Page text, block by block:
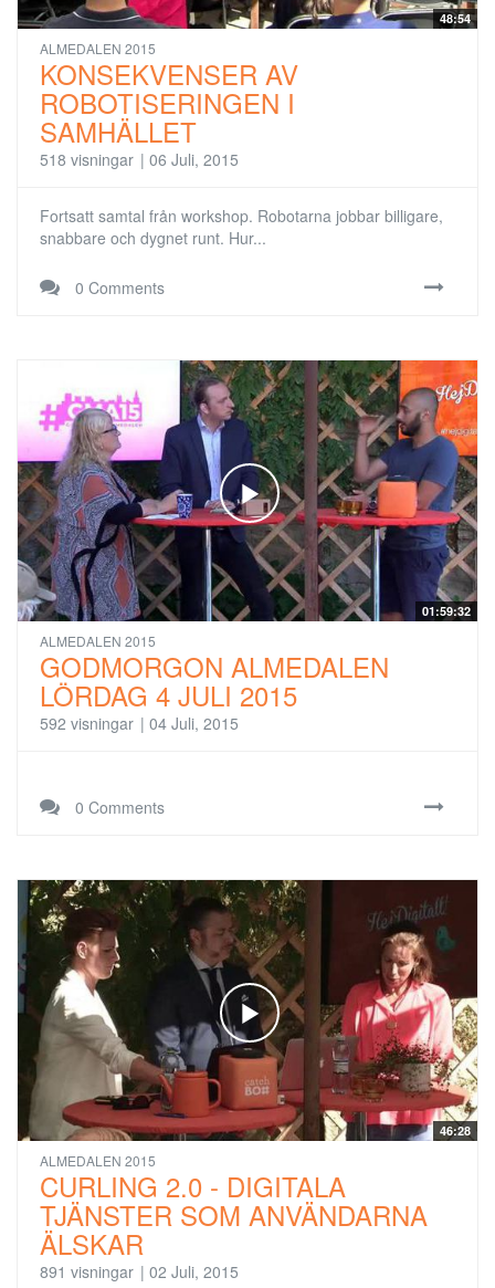
48:54
ALMEDALEN 2015
KONSEKVENSER AV
ROBOTISERINGEN I
SAMHÄLLET
518 visningar | 06 Juli, 2015
Fortsatt samtal från workshop. Robotarna jobbar billigare,
snabbare och dygnet runt. Hur...
0 Comments
01:59:32
ALMEDALEN 2015
GODMORGON ALMEDALEN
LÖRDAG 4 JULI 2015
592 visningar | 04 Juli, 2015
0 Comments
46:28
ALMEDALEN 2015
CURLING 2.0 - DIGITALA
TJÄNSTER SOM ANVÄNDARNA
ÄLSKAR
891 visningar | 02 Juli, 2015